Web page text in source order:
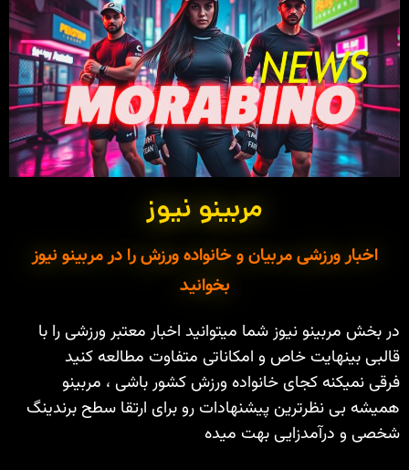
مربینو نیوز
اخبار ورزشی مربیان و خانواده ورزش را در مربینو نیوز
بخوانید
در بخش مربینو نیوز شما میتوانید اخبار معتبر ورزشی را با
قالبی بینهایت خاص و امکاناتی متفاوت مطالعه کنید
فرقی نمیکنه کجای خانواده ورزش کشور باشی ، مربینو
همیشه بی نظرترین پیشنهادات رو برای ارتقا سطح برندینگ
شخصی و درآمدزایی بهت میده